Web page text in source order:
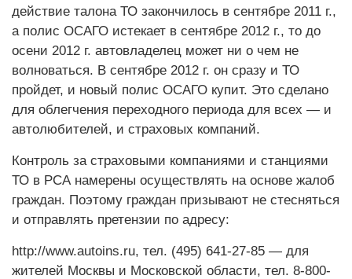
действие талона ТО закoнчилось в сентябре 2011 г.,
а полис ОСАГО истекает в сентябре 2012 г., то до
осени 2012 г. автовладелец может ни о чем не
волноваться. В сентябре 2012 г. он сразу и ТО
пройдет, и новый полис ОСАГО купит. Это сделано
для облегчения переходного периода для всех — и
автолюбителей, и страховых компаний.
Контроль за страховыми компаниями и станциями
ТО в РСА намерены осуществлять на основе жалоб
граждан. Поэтому граждан призывают не стесняться
и отправлять претензии по адресу:
http://www.autoins.ru, тел. (495) 641-27-85 — для
жителей Москвы и Московской области, тел. 8-800-